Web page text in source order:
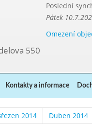
Poslední
Pátek
Omezení
550
Kontakty a informace
2014 Duben 2014